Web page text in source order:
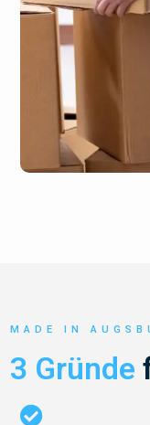
MADE IN
3 Gründe